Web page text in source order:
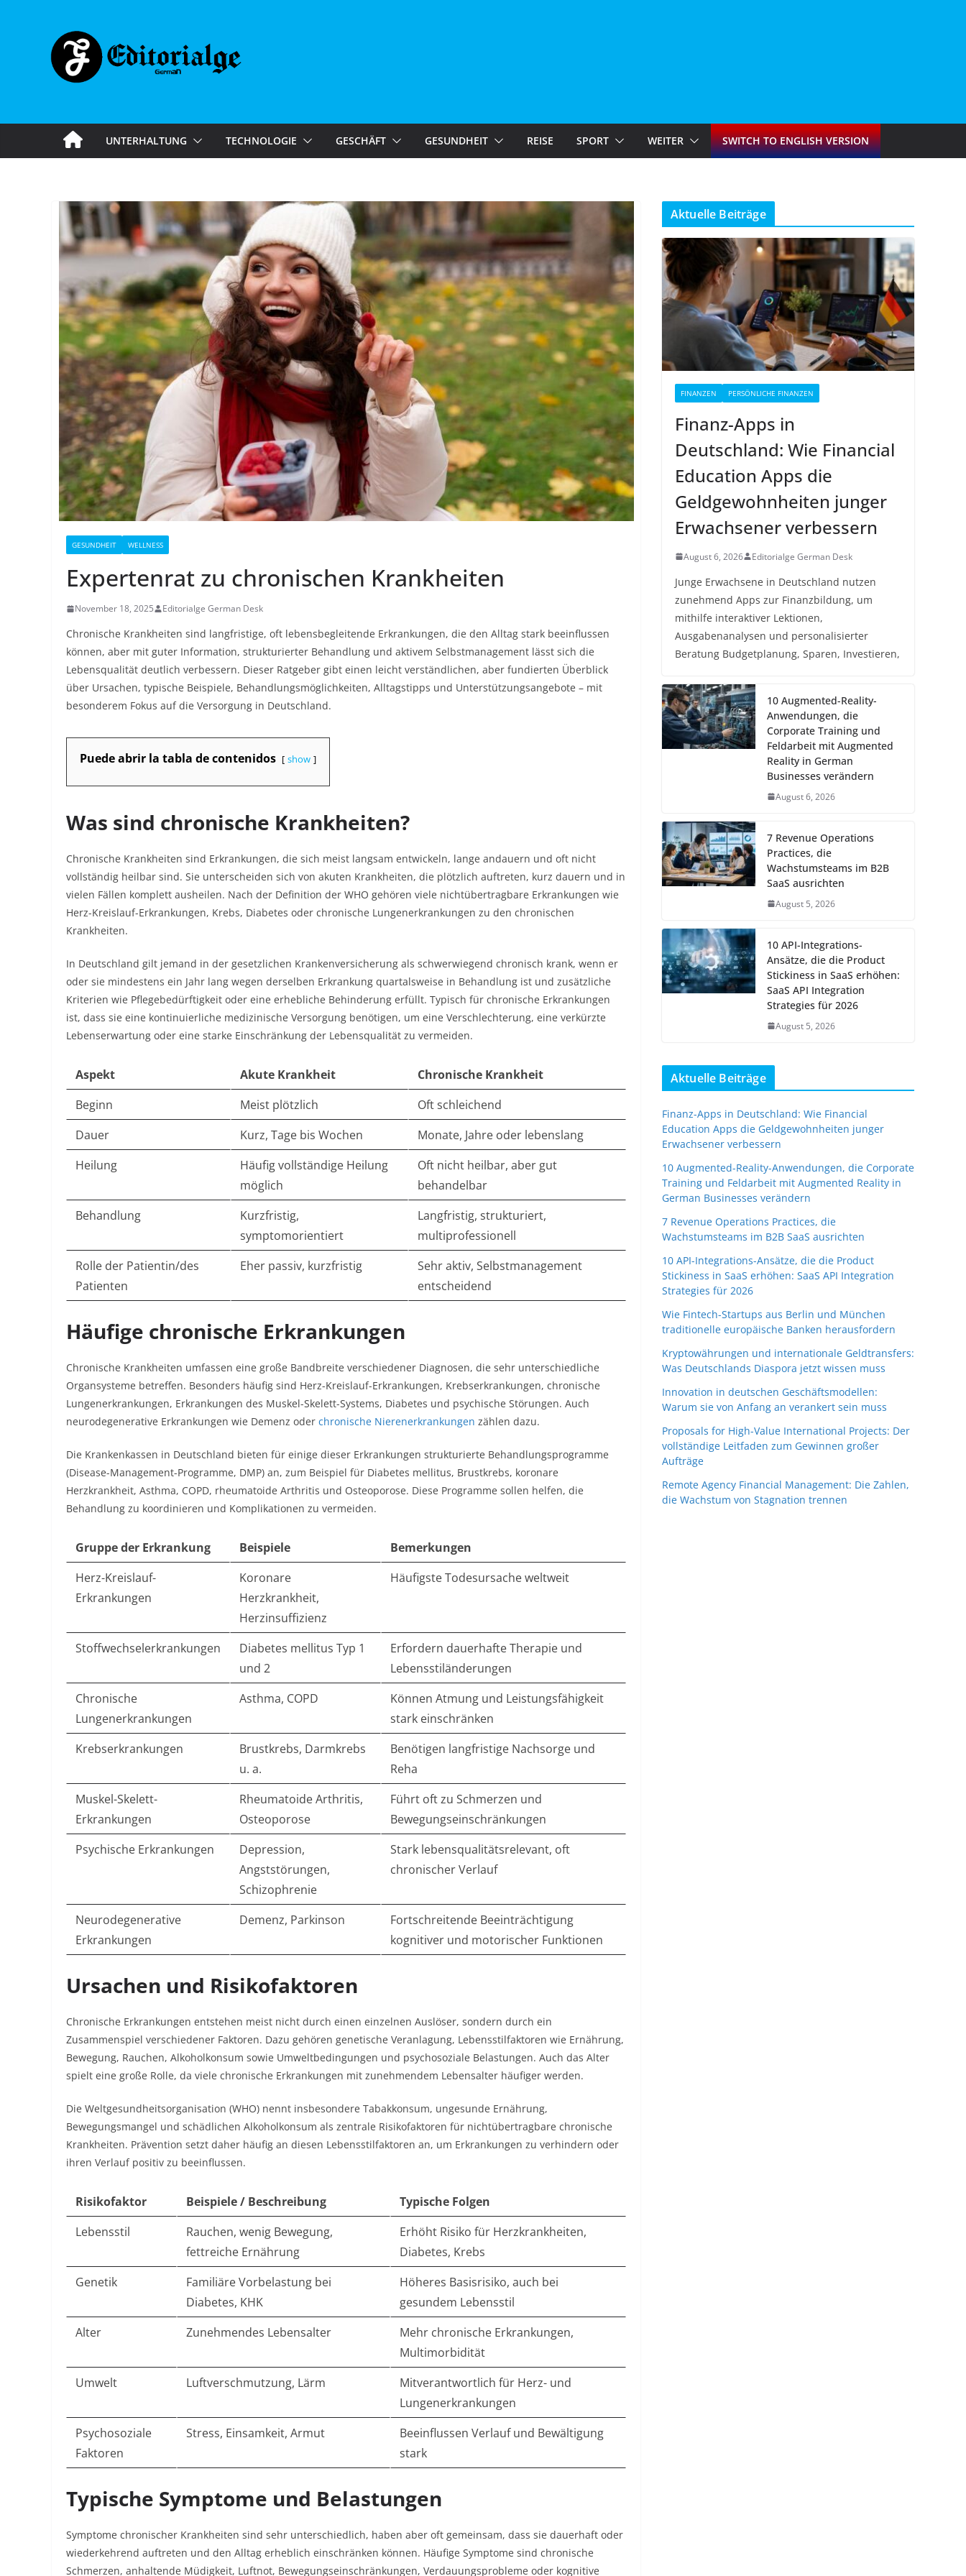
UNTERHALTUNG TECHNOLOGIE GESCHÄFT GESUNDHEIT REISE SPORT WEITER SWITCH TO ENGLISH VERSION
GESUNDHEIT WELLNESS
Expertenrat zu chronischen Krankheiten
November 18, 2025 Editorialge German Desk
Chronische Krankheiten sind langfristige, oft lebensbegleitende Erkrankungen, die den Alltag stark beeinflussen
können, aber mit guter Information, strukturierter Behandlung und aktivem Selbstmanagement lässt sich die
Lebensqualität deutlich verbessern. Dieser Ratgeber gibt einen leicht verständlichen, aber fundierten Überblick
über Ursachen, typische Beispiele, Behandlungsmöglichkeiten, Alltagstipps und Unterstützungsangebote – mit
besonderem Fokus auf die Versorgung in Deutschland.​
Puede abrir la tabla de contenidos show
Was sind chronische Krankheiten?
Chronische Krankheiten sind Erkrankungen, die sich meist langsam entwickeln, lange andauern und oft nicht
vollständig heilbar sind. Sie unterscheiden sich von akuten Krankheiten, die plötzlich auftreten, kurz dauern und in
vielen Fällen komplett ausheilen. Nach der Definition der WHO gehören viele nichtübertragbare Erkrankungen wie
Herz-Kreislauf-Erkrankungen, Krebs, Diabetes oder chronische Lungenerkrankungen zu den chronischen
Krankheiten.​
In Deutschland gilt jemand in der gesetzlichen Krankenversicherung als schwerwiegend chronisch krank, wenn er
oder sie mindestens ein Jahr lang wegen derselben Erkrankung quartalsweise in Behandlung ist und zusätzliche
Kriterien wie Pflegebedürftigkeit oder eine erhebliche Behinderung erfüllt. Typisch für chronische Erkrankungen
ist, dass sie eine kontinuierliche medizinische Versorgung benötigen, um eine Verschlechterung, eine verkürzte
Lebenserwartung oder eine starke Einschränkung der Lebensqualität zu vermeiden.​
Aspekt Akute Krankheit
Chronische Krankheit
Beginn
Meist plötzlich​
Oft schleichend​
Dauer
Kurz, Tage bis Wochen​
Monate, Jahre oder lebenslang​
Heilung
Häufig vollständige Heilung
möglich​
Oft nicht heilbar, aber gut
behandelbar​
Behandlung
Kurzfristig,
symptomorientiert​
Langfristig, strukturiert,
multiprofessionell​
Rolle der Patientin/des
Patienten
Eher passiv, kurzfristig​
Sehr aktiv, Selbstmanagement
entscheidend​
Häufige chronische Erkrankungen
Chronische Krankheiten umfassen eine große Bandbreite verschiedener Diagnosen, die sehr unterschiedliche
Organsysteme betreffen. Besonders häufig sind Herz-Kreislauf-Erkrankungen, Krebserkrankungen, chronische
Lungenerkrankungen, Erkrankungen des Muskel-Skelett-Systems, Diabetes und psychische Störungen. Auch
neurodegenerative Erkrankungen wie Demenz oder chronische Nierenerkrankungen zählen dazu.​
Die Krankenkassen in Deutschland bieten für einige dieser Erkrankungen strukturierte Behandlungsprogramme
(Disease-Management-Programme, DMP) an, zum Beispiel für Diabetes mellitus, Brustkrebs, koronare
Herzkrankheit, Asthma, COPD, rheumatoide Arthritis und Osteoporose. Diese Programme sollen helfen, die
Behandlung zu koordinieren und Komplikationen zu vermeiden.​
Gruppe der Erkrankung Beispiele
Bemerkungen
Herz-Kreislauf-
Erkrankungen
Koronare
Herzkrankheit,
Herzinsuffizienz​
Häufigste Todesursache weltweit​
Stoffwechselerkrankungen
Diabetes mellitus Typ 1
und 2​
Erfordern dauerhafte Therapie und
Lebensstiländerungen​
Chronische
Lungenerkrankungen
Asthma, COPD​
Können Atmung und Leistungsfähigkeit
stark einschränken​
Krebserkrankungen
Brustkrebs, Darmkrebs
u. a.​
Benötigen langfristige Nachsorge und
Reha​
Muskel-Skelett-
Erkrankungen
Rheumatoide Arthritis,
Osteoporose​
Führt oft zu Schmerzen und
Bewegungseinschränkungen​
Psychische Erkrankungen
Depression,
Angststörungen,
Schizophrenie​
Stark lebensqualitätsrelevant, oft
chronischer Verlauf​
Neurodegenerative
Erkrankungen
Demenz, Parkinson​
Fortschreitende Beeinträchtigung
kognitiver und motorischer Funktionen​
Ursachen und Risikofaktoren
Chronische Erkrankungen entstehen meist nicht durch einen einzelnen Auslöser, sondern durch ein
Zusammenspiel verschiedener Faktoren. Dazu gehören genetische Veranlagung, Lebensstilfaktoren wie Ernährung,
Bewegung, Rauchen, Alkoholkonsum sowie Umweltbedingungen und psychosoziale Belastungen. Auch das Alter
spielt eine große Rolle, da viele chronische Erkrankungen mit zunehmendem Lebensalter häufiger werden.​
Die Weltgesundheitsorganisation (WHO) nennt insbesondere Tabakkonsum, ungesunde Ernährung,
Bewegungsmangel und schädlichen Alkoholkonsum als zentrale Risikofaktoren für nichtübertragbare chronische
Krankheiten. Prävention setzt daher häufig an diesen Lebensstilfaktoren an, um Erkrankungen zu verhindern oder
ihren Verlauf positiv zu beeinflussen.​
Risikofaktor Beispiele / Beschreibung
Typische Folgen
Lebensstil
Rauchen, wenig Bewegung,
fettreiche Ernährung​
Erhöht Risiko für Herzkrankheiten,
Diabetes, Krebs​
Genetik
Familiäre Vorbelastung bei
Diabetes, KHK​
Höheres Basisrisiko, auch bei
gesundem Lebensstil​
Alter
Zunehmendes Lebensalter​
Mehr chronische Erkrankungen,
Multimorbidität​
Umwelt
Luftverschmutzung, Lärm​
Mitverantwortlich für Herz- und
Lungenerkrankungen​
Psychosoziale
Faktoren
Stress, Einsamkeit, Armut​
Beeinflussen Verlauf und Bewältigung
stark​
Typische Symptome und Belastungen
Symptome chronischer Krankheiten sind sehr unterschiedlich, haben aber oft gemeinsam, dass sie dauerhaft oder
wiederkehrend auftreten und den Alltag erheblich einschränken können. Häufige Symptome sind chronische
Schmerzen, anhaltende Müdigkeit, Luftnot, Bewegungs­einschränkungen, Verdauungsprobleme oder kognitive
Aktuelle Beiträge
FINANZEN PERSÖNLICHE FINANZEN
Finanz-Apps in
Deutschland: Wie Financial
Education Apps die
Geldgewohnheiten junger
Erwachsener verbessern
August 6, 2026 Editorialge German Desk
Junge Erwachsene in Deutschland nutzen
zunehmend Apps zur Finanzbildung, um
mithilfe interaktiver Lektionen,
Ausgabenanalysen und personalisierter
Beratung Budgetplanung, Sparen, Investieren,
10 Augmented-Reality-
Anwendungen, die
Corporate Training und
Feldarbeit mit Augmented
Reality in German
Businesses verändern
August 6, 2026
7 Revenue Operations
Practices, die
Wachstumsteams im B2B
SaaS ausrichten
August 5, 2026
10 API-Integrations-
Ansätze, die die Product
Stickiness in SaaS erhöhen:
SaaS API Integration
Strategies für 2026
August 5, 2026
Aktuelle Beiträge
Finanz-Apps in Deutschland: Wie Financial
Education Apps die Geldgewohnheiten junger
Erwachsener verbessern
10 Augmented-Reality-Anwendungen, die Corporate
Training und Feldarbeit mit Augmented Reality in
German Businesses verändern
7 Revenue Operations Practices, die
Wachstumsteams im B2B SaaS ausrichten
10 API-Integrations-Ansätze, die die Product
Stickiness in SaaS erhöhen: SaaS API Integration
Strategies für 2026
Wie Fintech-Startups aus Berlin und München
traditionelle europäische Banken herausfordern
Kryptowährungen und internationale Geldtransfers:
Was Deutschlands Diaspora jetzt wissen muss
Innovation in deutschen Geschäftsmodellen:
Warum sie von Anfang an verankert sein muss
Proposals for High-Value International Projects: Der
vollständige Leitfaden zum Gewinnen großer
Aufträge
Remote Agency Financial Management: Die Zahlen,
die Wachstum von Stagnation trennen